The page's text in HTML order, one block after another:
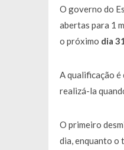
O governo do
abertas para 1
o próximo dia
A qualificação é
realizá-la
O primeiro
dia, enquanto o